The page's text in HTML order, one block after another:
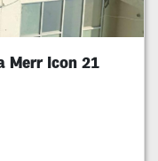
Merr Icon 21